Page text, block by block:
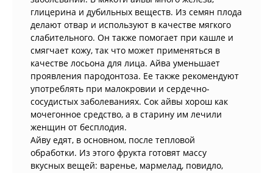
глицерина и дубильных веществ. Из семян плода
делают отвар и используют в качестве мягкого
слабительного. Он также помогает при кашле и
смягчает кожу, так что может применяться в
качестве лосьона для лица. Айва уменьшает
проявления пародонтоза. Ее также рекомендуют
употреблять при малокровии и сердечно-
сосудистых заболеваниях. Сок айвы хорош как
мочегонное средство, а в старину им лечили
женщин от бесплодия.
Айву едят, в основном, после тепловой
обработки. Из этого фрукта готовят массу
вкусных вещей: варенье, мармелад, повидло,